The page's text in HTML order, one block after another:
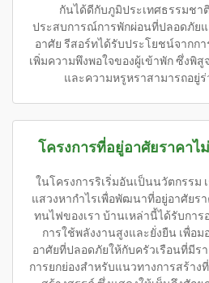
กันได้ดีกับภูมิประเทศธรรมชา
ประสบการณ์การพักผ่อนที่ปลอดภัย
อาศัย รีสอร์ทได้รับประโยชน์จากก
เพิ่มความพึงพอใจของผู้เข้าพัก ซึ่งพิ
และความหรูหราสามารถอยู่
โครงการที่อยู่อาศัยราคาไ
ในโครงการริเริ่มอันเป็นนวัตกรรม
แสวงหากำไรเพื่อพัฒนาที่อยู่อาศัยร
ทนไฟของเรา บ้านเหล่านี้ได้รับกา
การใช้พลังงานสูงและยั่งยืน เพื่อ
อาศัยที่ปลอดภัยให้กับครัวเรือนที่มีร
การยกย่องสำหรับแนวทางการสร้าง